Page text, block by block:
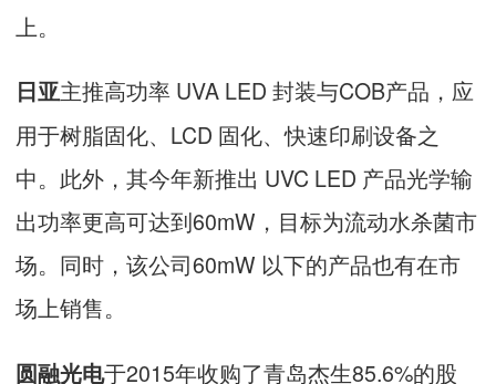
上。
日亚主推高功率 UVA LED 封装与COB产品，应
用于树脂固化、LCD 固化、快速印刷设备之
中。此外，其今年新推出 UVC LED 产品光学输
出功率更高可达到60mW，目标为流动水杀菌市
场。同时，该公司60mW 以下的产品也有在市
场上销售。
圆融光电于2015年收购了青岛杰生85.6%的股